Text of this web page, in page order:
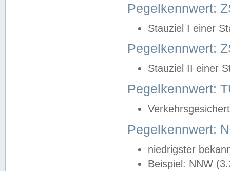
Pegelkennwert:
Stauziel I einer
Pegelkennwert:
Stauziel II einer
Pegelkennwert:
Pegelkennwert:
niedrigster
Beispiel: NNW